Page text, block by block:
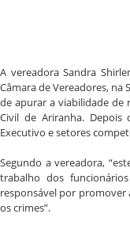
A vereadora Sandra
Câmara de Vereadores, na
de apurar a viabilidade de
Civil de Ariranha.
Executivo e setores
Segundo a vereadora,
trabalho dos
responsável por promover
os crimes”.